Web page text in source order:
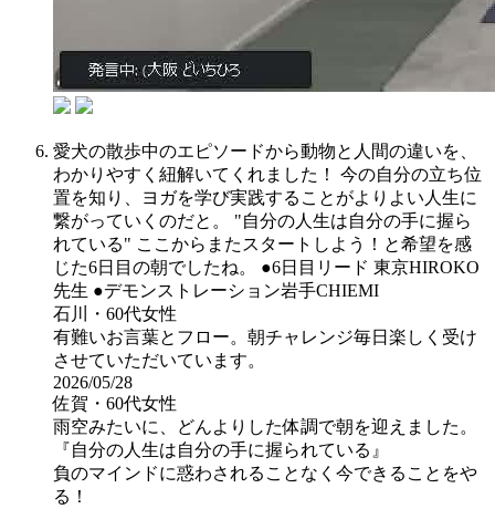
愛犬の散歩中のエピソードから動物と人間の違いを、
わかりやすく紐解いてくれました！ 今の自分の立ち位
置を知り、ヨガを学び実践することがよりよい人生に
繋がっていくのだと。 "自分の人生は自分の手に握ら
れている" ここからまたスタートしよう！と希望を感
じた6日目の朝でしたね。 ●6日目リード 東京HIROKO
先生 ●デモンストレーション岩手CHIEMI
石川・60代女性
有難いお言葉とフロー。朝チャレンジ毎日楽しく受け
させていただいています。
2026/05/28
佐賀・60代女性
雨空みたいに、どんよりした体調で朝を迎えました。
『自分の人生は自分の手に握られている』
負のマインドに惑わされることなく今できることをや
る！